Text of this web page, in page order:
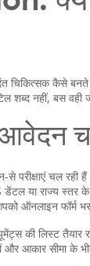
चिकित्सक कैसे
नहीं, बस वही
आवेदन
परीक्षाएं चल
डेंटल या राज्य
ऑनलाइन फॉर्म
की लिस्ट तैयार
आकार सीमा के